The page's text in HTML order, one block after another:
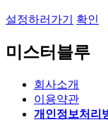
설정하러가기 확인
미스터블루
회사소개
이용약관
개인정보처리